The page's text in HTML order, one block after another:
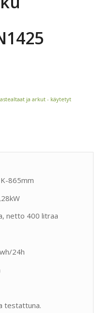
ja arkut - käytetyt
865mm
netto 400 litraa
24h
testattuna.